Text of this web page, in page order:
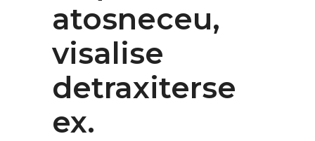
atosneceu,
visalise
detraxiterse
ex.